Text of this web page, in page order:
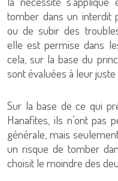
tomber dans un interdit
ou de subir des
elle est permise dans
cela, sur la base du
sont évaluées à leur
Sur la base de ce qui
Hanafites, ils n’ont pas
générale, mais
un risque de tomber
choisit le moindre des